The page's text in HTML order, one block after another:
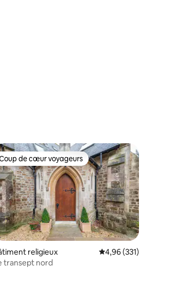
5sur la base de 30 commentaires : 4,97 sur 5
Coup de cœur voyageurs
de cœur voyageurs
religieux Évaluation moyenne
4,96 (331)
transept nord